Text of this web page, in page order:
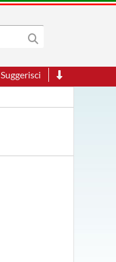
Suggerisci